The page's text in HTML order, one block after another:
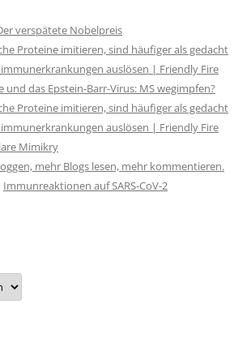
verspätete Nobelpreis
Proteine imitieren, sind häufiger als gedacht
auslösen | Friendly Fire
und das Epstein-Barr-Virus: MS wegimpfen?
Proteine imitieren, sind häufiger als gedacht
auslösen | Friendly Fire
Mimikry
mehr Blogs lesen, mehr kommentieren.
Immunreaktionen auf SARS-CoV-2